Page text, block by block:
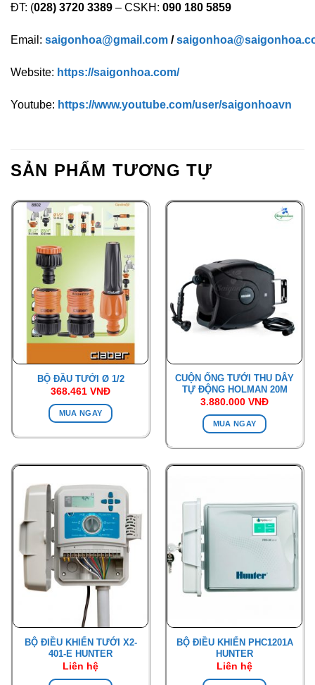
ĐT: (028) 3720 3389 – CSKH: 090 180 5859
Email: saigonhoa@gmail.com /
Website: https://saigonhoa.com/
Youtube: https://www.youtube.com/user/saigonhoavn
SẢN PHẨM TƯƠNG TỰ
BỘ ĐẦU TƯỚI Ø 1/2
368.461 VNĐ
MUA NGAY
CUỘN ỐNG TƯỚI THU DÂY
TỰ ĐỘNG HOLMAN 20M
3.880.000 VNĐ
MUA NGAY
BỘ ĐIỀU KHIỂN TƯỚI X2-
401-E HUNTER
Liên hệ
BỘ ĐIỀU KHIỂN PHC1201A
HUNTER
Liên hệ